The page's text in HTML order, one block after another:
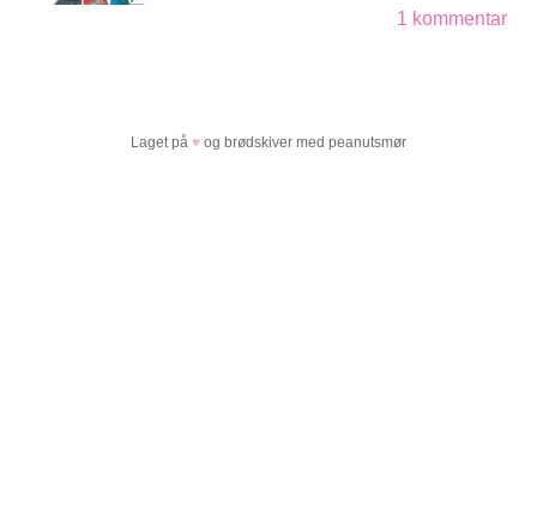
1 kommentar
Laget på ♥ og brødskiver med peanutsmør